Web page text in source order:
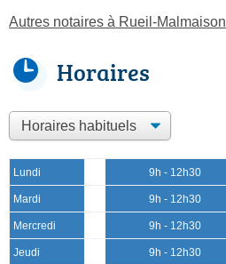
Autres notaires à Rueil-Malmaison
Horaires
Lundi 9h - 12h30
Mardi 9h - 12h30
Mercredi 9h - 12h30
Jeudi 9h - 12h30